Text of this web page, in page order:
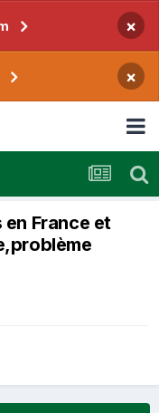
×
×
France et